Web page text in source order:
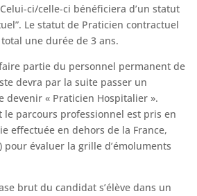
ci/celle-ci bénéficiera d’un statut
Le statut de Praticien contractuel
une durée de 3 ans.
partie du personnel permanent de
devra par la suite passer un
devenir « Praticien Hospitalier ».
le parcours professionnel est pris en
effectuée en dehors de la France,
pour évaluer la grille d’émoluments
brut du candidat s’élève dans un